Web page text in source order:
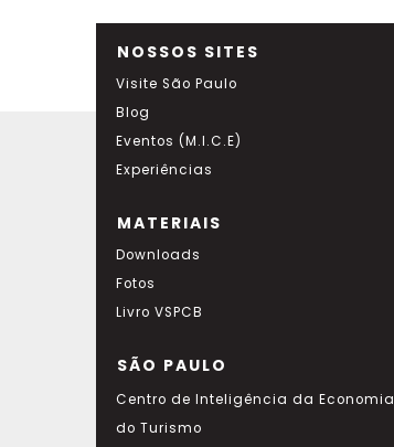
NOSSOS SITES
Visite São Paulo
Blog
Eventos (M.I.C.E)
Experiências
MATERIAIS
Downloads
Fotos
Livro VSPCB
SÃO PAULO
Centro de Inteligência da Economia
do Turismo